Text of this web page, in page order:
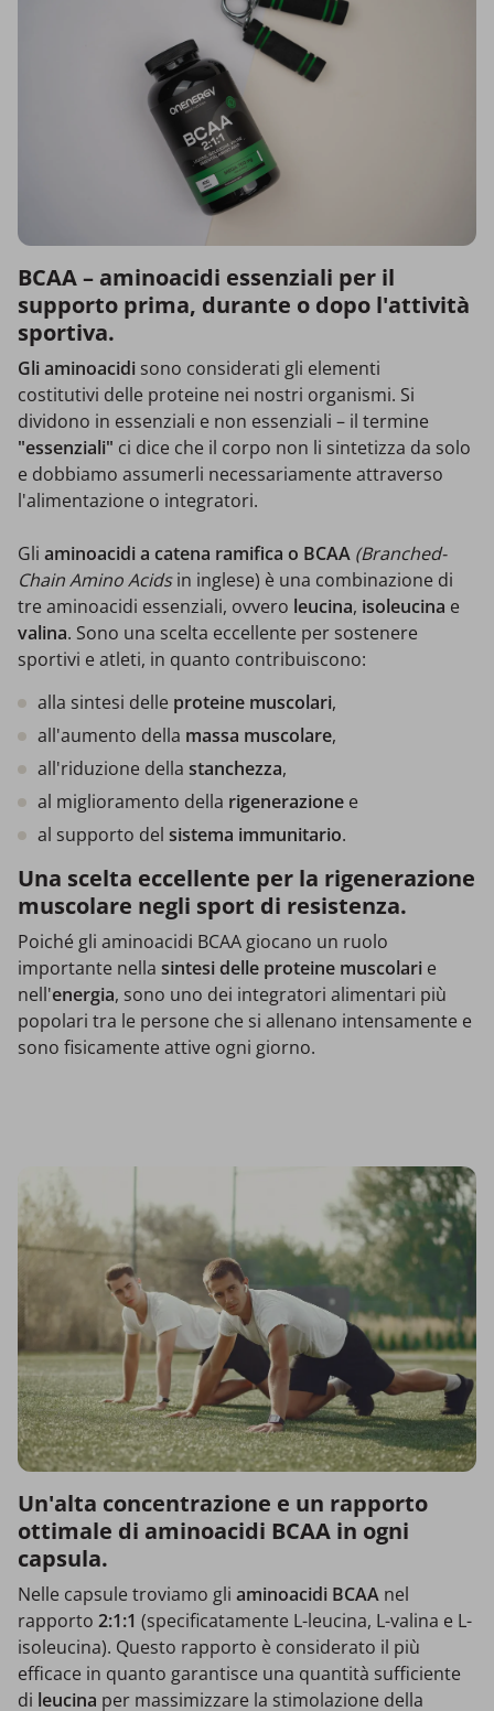
BCAA – aminoacidi essenziali per il
supporto prima, durante o dopo l'attività
sportiva.
Gli aminoacidi sono considerati gli elementi
costitutivi delle proteine nei nostri organismi. Si
dividono in essenziali e non essenziali – il termine
"essenziali" ci dice che il corpo non li sintetizza da solo
e dobbiamo assumerli necessariamente attraverso
l'alimentazione o integratori.
Gli aminoacidi a catena ramifica o BCAA (Branched-
Chain Amino Acidsin inglese) è una combinazione di
tre aminoacidi essenziali, ovvero leucina, isoleucina e
valina. Sono una scelta eccellente per sostenere
sportivi e atleti, in quanto contribuiscono:
alla sintesi delle proteine muscolari,
all'aumento della massa muscolare,
all'riduzione della stanchezza,
al miglioramento della rigenerazione e
al supporto del sistema immunitario.
Una scelta eccellente per la rigenerazione
muscolare negli sport di resistenza.
Poiché gli aminoacidi BCAA giocano un ruolo
importante nella sintesi delle proteine muscolari e
nell'energia, sono uno dei integratori alimentari più
popolari tra le persone che si allenano intensamente e
sono fisicamente attive ogni giorno.
Un'alta concentrazione e un rapporto
ottimale di aminoacidi BCAA in ogni
capsula.
Nelle capsule troviamo gli aminoacidi BCAA nel
rapporto 2:1:1 (specificatamente L-leucina, L-valina e L-
isoleucina). Questo rapporto è considerato il più
efficace in quanto garantisce una quantità sufficiente
di leucina per massimizzare la stimolazione della